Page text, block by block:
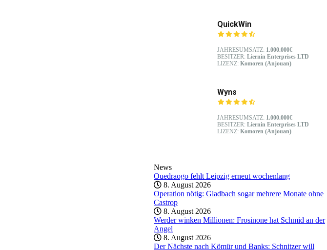
QuickWin
JAHRESUMSATZ: 1.000.000€
BESITZER: Liernin Enterprises LTD
LIZENZ: Komoren (Anjouan)
Wyns
JAHRESUMSATZ: 1.000.000€
BESITZER: Liernin Enterprises LTD
LIZENZ: Komoren (Anjouan)
News
Ouedraogo fehlt Leipzig erneut wochenlang
8. August 2026
Operation nötig: Gladbach sogar mehrere Monate ohne
Castrop
8. August 2026
Werder winken Millionen: Frosinone hat Schmid an der
Angel
8. August 2026
Der Nächste nach Kömür und Banks: Schnitzer will